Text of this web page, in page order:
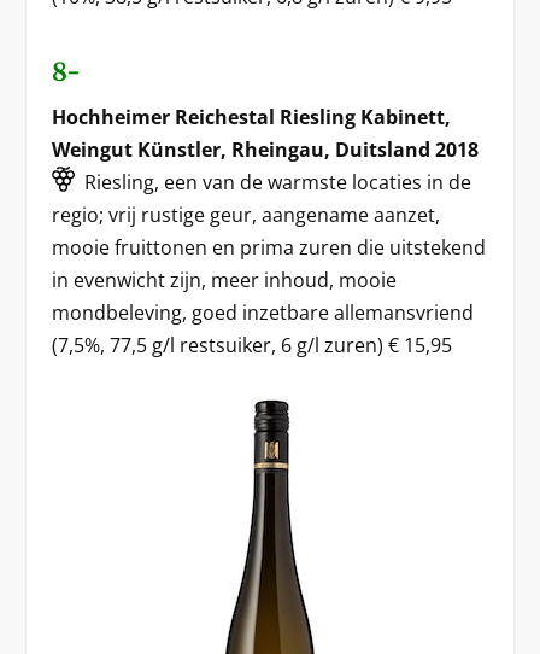
8-
Hochheimer Reichestal Riesling Kabinett,
Weingut Künstler, Rheingau, Duitsland 2018
Riesling, een van de warmste locaties in de
regio; vrij rustige geur, aangename aanzet,
mooie fruittonen en prima zuren die uitstekend
in evenwicht zijn, meer inhoud, mooie
mondbeleving, goed inzetbare allemansvriend
(7,5%, 77,5 g/l restsuiker, 6 g/l zuren) € 15,95